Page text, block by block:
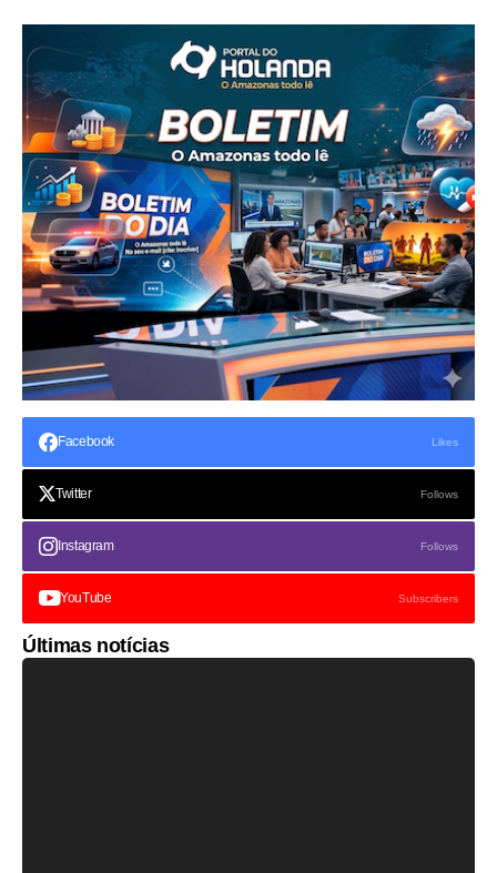
Facebook Likes
Twitter Follows
Instagram Follows
YouTube Subscribers
Últimas notícias